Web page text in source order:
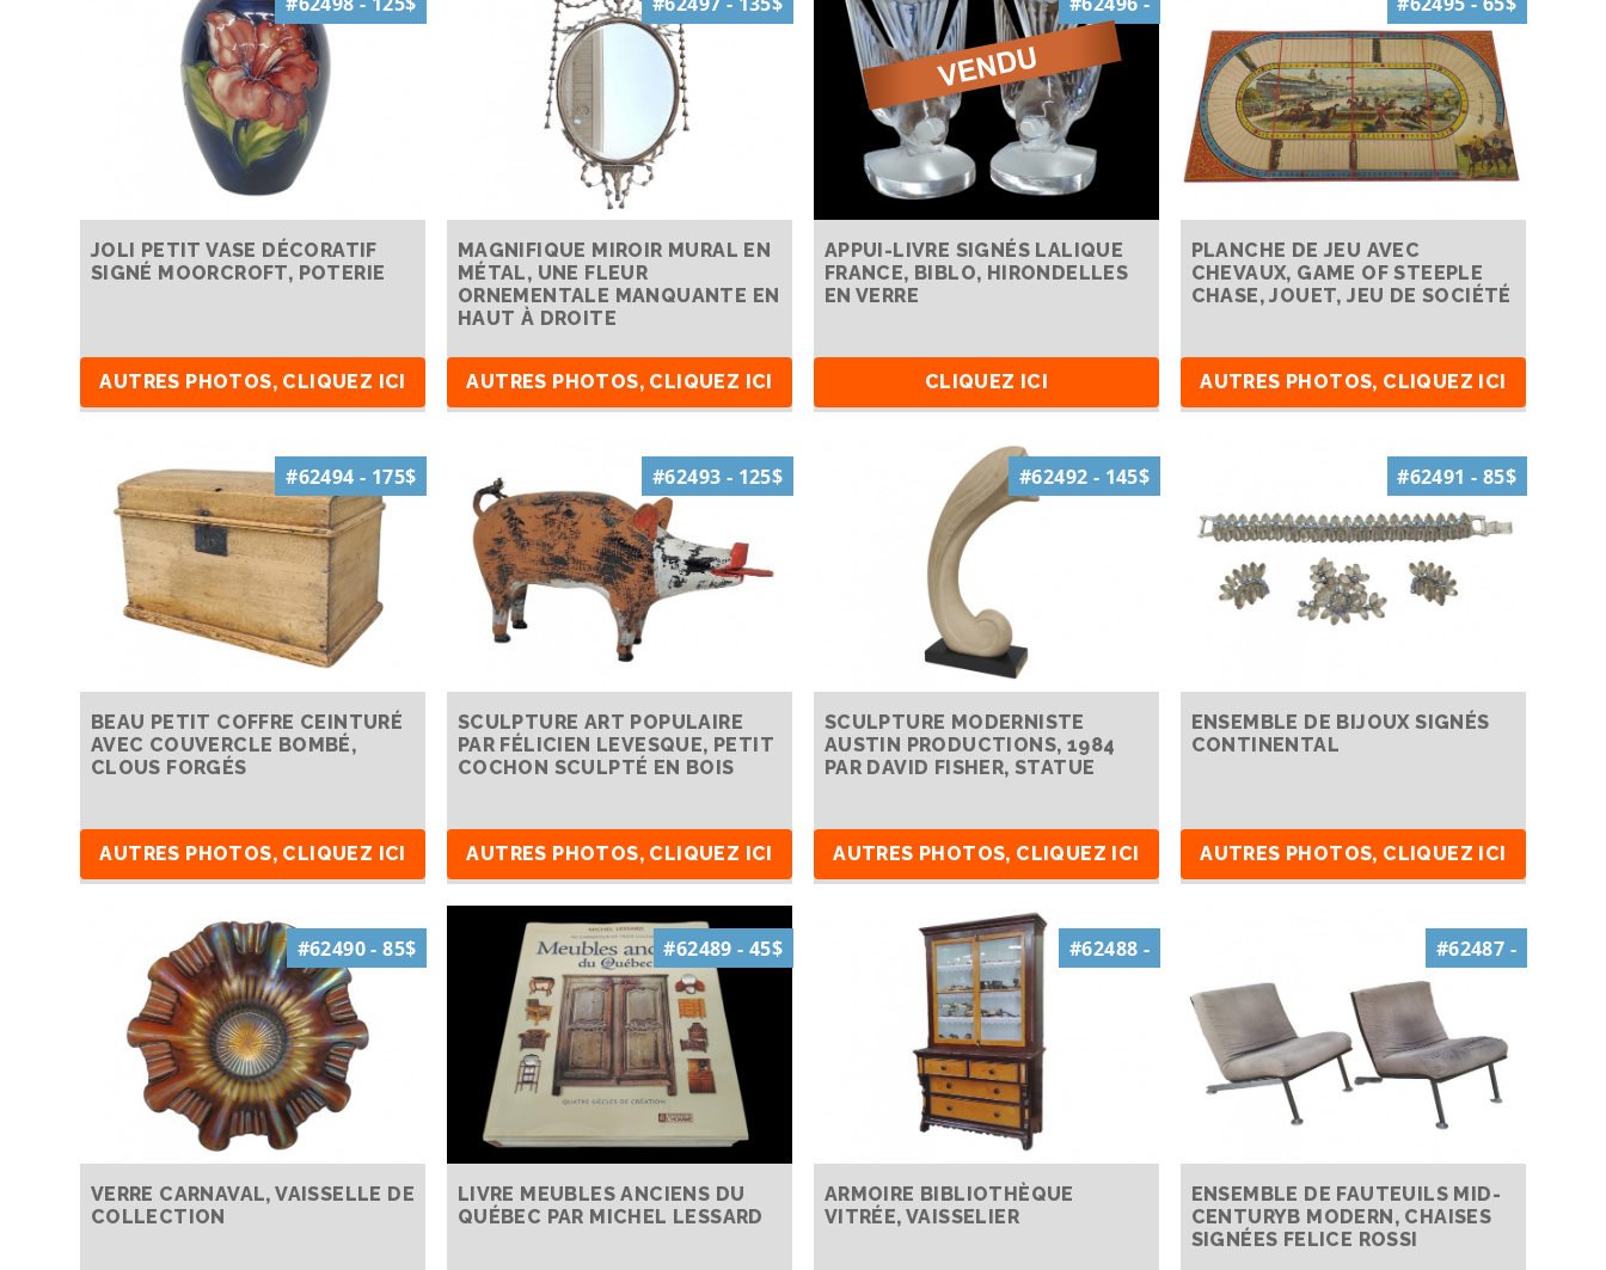
JOLI PETIT VASE DÉCORATIF
SIGNÉ MOORCROFT, POTERIE
AUTRES PHOTOS, CLIQUEZ ICI
MAGNIFIQUE MIROIR MURAL EN
MÉTAL, UNE FLEUR
ORNEMENTALE MANQUANTE EN
HAUT À DROITE
AUTRES PHOTOS, CLIQUEZ ICI
APPUI-LIVRE SIGNÉS LALIQUE
FRANCE, BIBLO, HIRONDELLES
EN VERRE
CLIQUEZ ICI
PLANCHE DE JEU AVEC
CHEVAUX, GAME OF STEEPLE
CHASE, JOUET, JEU DE SOCIÉTÉ
AUTRES PHOTOS, CLIQUEZ ICI
#62494 - 175$
BEAU PETIT COFFRE CEINTURÉ
AVEC COUVERCLE BOMBÉ,
CLOUS FORGÉS
AUTRES PHOTOS, CLIQUEZ ICI
#62493 - 125$
SCULPTURE ART POPULAIRE
PAR FÉLICIEN LEVESQUE, PETIT
COCHON SCULPTÉ EN BOIS
AUTRES PHOTOS, CLIQUEZ ICI
#62492 - 145$
SCULPTURE MODERNISTE
AUSTIN PRODUCTIONS, 1984
PAR DAVID FISHER, STATUE
AUTRES PHOTOS, CLIQUEZ ICI
#62491 - 85$
ENSEMBLE DE BIJOUX SIGNÉS
CONTINENTAL
AUTRES PHOTOS, CLIQUEZ ICI
#62490 - 85$
VERRE CARNAVAL, VAISSELLE DE
COLLECTION
#62489 - 45$
LIVRE MEUBLES ANCIENS DU
QUÉBEC PAR MICHEL LESSARD
#62488 -
ARMOIRE BIBLIOTHÈQUE
VITRÉE, VAISSELIER
#62487 -
ENSEMBLE DE FAUTEUILS MID-
CENTURYB MODERN, CHAISES
SIGNÉES FELICE ROSSI